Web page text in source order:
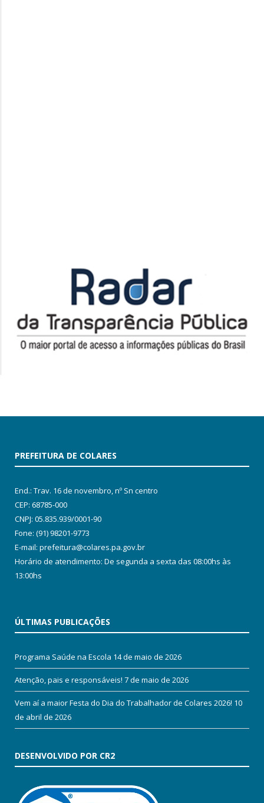
PREFEITURA DE COLARES
End.: Trav. 16 de novembro, nº Sn centro
CEP: 68785-000
CNPJ: 05.835.939/0001-90
Fone: (91) 98201-9773
E-mail: prefeitura@colares.pa.gov.br
Horário de atendimento: De segunda a sexta das 08:00hs às
13:00hs
ÚLTIMAS PUBLICAÇÕES
Programa Saúde na Escola 14 de maio de 2026
Atenção, pais e responsáveis! 7 de maio de 2026
Vem aí a maior Festa do Dia do Trabalhador de Colares 2026! 10
de abril de 2026
DESENVOLVIDO POR CR2